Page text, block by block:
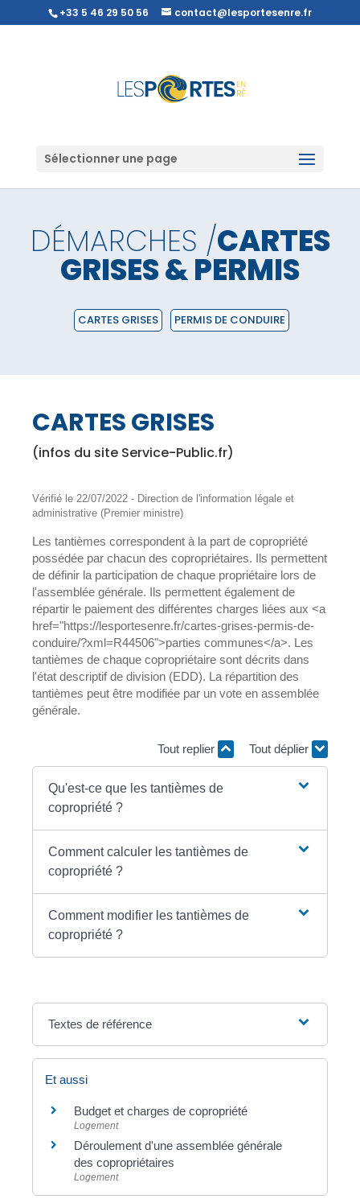
+33 5 46 29 50 56 contact@lesportesenre.fr
Sélectionner une page
DÉMARCHES /CARTES
GRISES & PERMIS
CARTES GRISES PERMIS DE CONDUIRE
CARTES GRISES
(infos du site Service-Public.fr)
Vérifié le 22/07/2022 - Direction de l'information légale et
administrative (Premier ministre)
Les tantièmes correspondent à la part de copropriété
possédée par chacun des copropriétaires. Ils permettent
de définir la participation de chaque propriétaire lors de
l'assemblée générale. Ils permettent également de
répartir le paiement des différentes charges liées aux <a
href="https://lesportesenre.fr/cartes-grises-permis-de-
conduire/?xml=R44506">parties communes</a>. Les
tantièmes de chaque copropriétaire sont décrits dans
l'état descriptif de division (EDD). La répartition des
tantièmes peut être modifiée par un vote en assemblée
générale.
Tout replier Tout déplier
Qu'est-ce que les tantièmes de
copropriété ?
Comment calculer les tantièmes de
copropriété ?
Comment modifier les tantièmes de
copropriété ?
Textes de référence
Et aussi
Budget et charges de copropriété
Logement
Déroulement d'une assemblée générale
des copropriétaires
Logement